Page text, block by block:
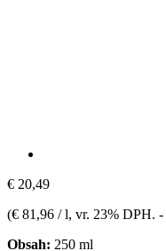
€ 20,49
(€ 81,96 / l, vr. 23% DPH. -
Obsah: 250 ml